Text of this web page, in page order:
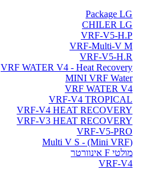
ברימאג
מערכות
Package LG
CHILER LG
VRF-V5-H.P
VRF-Multi-V M
VRF-V5-H.R
VRF WATER V4 - Heat Recovery
MINI VRF Water
VRF WATER V4
VRF-V4 TROPICAL
VRF-V4 HEAT RECOVERY
VRF-V3 HEAT RECOVERY
VRF-V5-PRO
(Multi V S - (Mini VRF
מולטי F אינוורטר
VRF-V4